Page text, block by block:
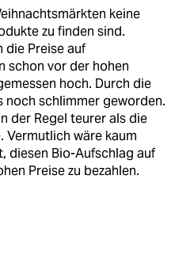
keine
zu finden sind.
die Preise auf
schon vor der hohen
hoch. Durch die
noch schlimmer geworden.
der Regel teurer als die
wäre kaum
diesen Bio-Aufschlag auf
Preise zu bezahlen.